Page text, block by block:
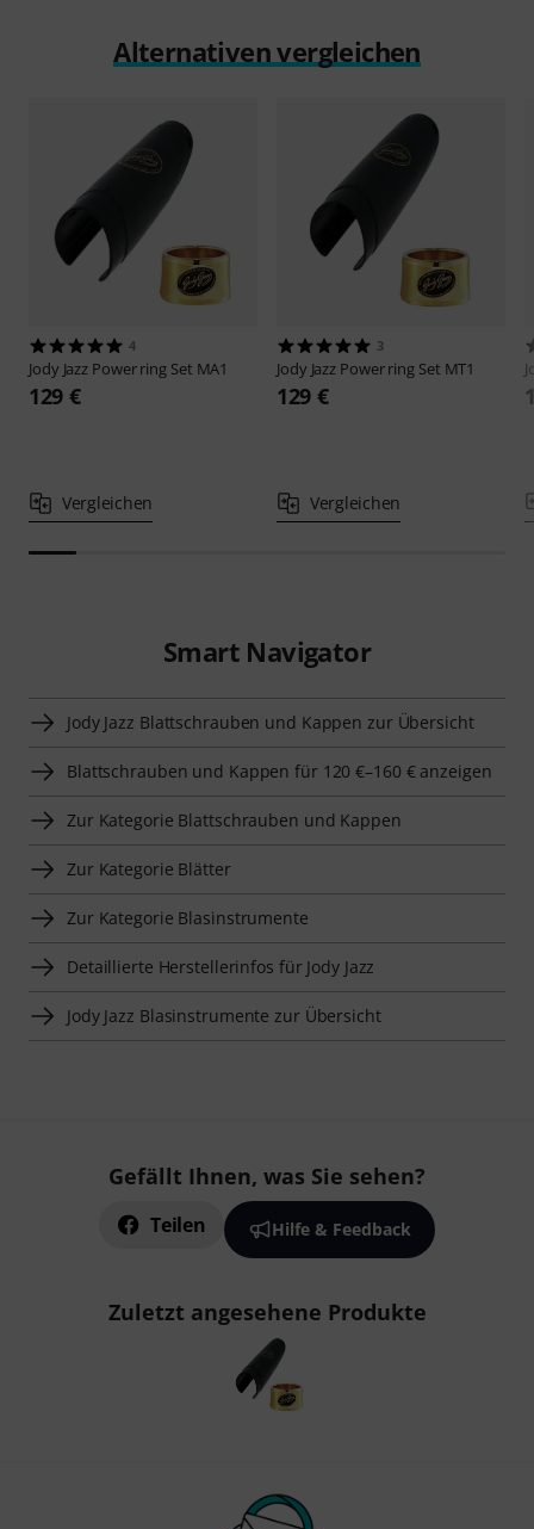
Alternativen vergleichen
4
Jody Jazz Power ring Set MA1
129 €
Vergleichen
3
Jody Jazz Power ring Set MT1
129 €
Vergleichen
Smart Navigator
Jody Jazz Blattschrauben und Kappen zur Übersicht
Blattschrauben und Kappen für 120 €–160 € anzeigen
Zur Kategorie Blattschrauben und Kappen
Zur Kategorie Blätter
Zur Kategorie Blasinstrumente
Detaillierte Herstellerinfos für Jody Jazz
Jody Jazz Blasinstrumente zur Übersicht
Gefällt Ihnen, was Sie sehen?
Teilen Hilfe & Feedback
Zuletzt angesehene Produkte